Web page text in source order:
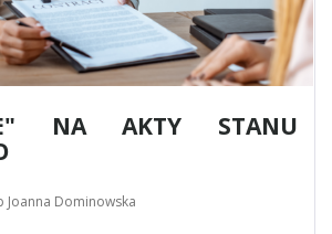
NA AKTY STANU
Joanna Dominowska